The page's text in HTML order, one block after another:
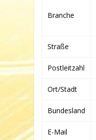
Branche
Straße
Postleitzahl
Ort/Stadt
Bundesland
E-Mail